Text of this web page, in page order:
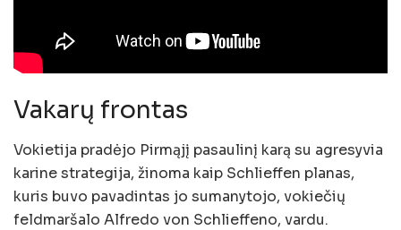
Vakarų frontas
Vokietija pradėjo Pirmąjį pasaulinį karą su agresyvia
karine strategija, žinoma kaip Schlieffen planas,
kuris buvo pavadintas jo sumanytojo, vokiečių
feldmaršalo Alfredo von Schlieffeno, vardu.